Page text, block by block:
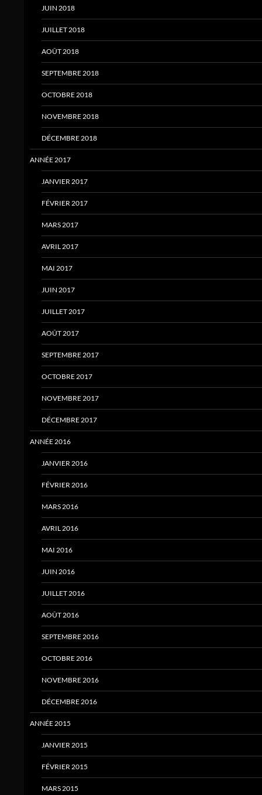
JUIN 2018
JUILLET 2018
AOÛT 2018
SEPTEMBRE 2018
OCTOBRE 2018
NOVEMBRE 2018
DÉCEMBRE 2018
ANNÉE 2017
JANVIER 2017
FÉVRIER 2017
MARS 2017
AVRIL 2017
MAI 2017
JUIN 2017
JUILLET 2017
AOÛT 2017
SEPTEMBRE 2017
OCTOBRE 2017
NOVEMBRE 2017
DÉCEMBRE 2017
ANNÉE 2016
JANVIER 2016
FÉVRIER 2016
MARS 2016
AVRIL 2016
MAI 2016
JUIN 2016
JUILLET 2016
AOÛT 2016
SEPTEMBRE 2016
OCTOBRE 2016
NOVEMBRE 2016
DÉCEMBRE 2016
ANNÉE 2015
JANVIER 2015
FÉVRIER 2015
MARS 2015